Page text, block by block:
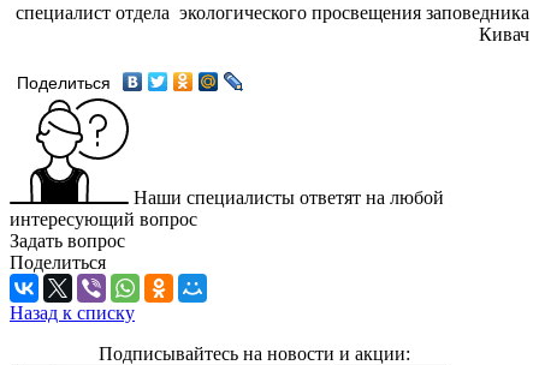
специалист отдела экологического просвещения заповедника
Кивач
Поделиться
Наши специалисты ответят на любой
интересующий вопрос
Задать вопрос
Поделиться
Назад к списку
Подписывайтесь на новости и акции: